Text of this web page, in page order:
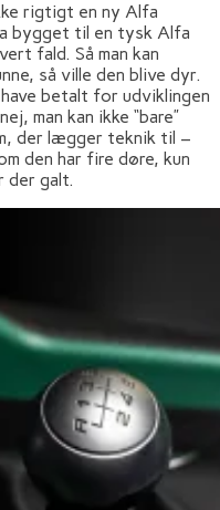
rigtigt en ny Alfa
bygget til en tysk Alfa
fald. Så man kan
så ville den blive dyr.
betalt for udviklingen
man kan ikke “bare”
der lægger teknik til –
den har fire døre, kun
der galt.